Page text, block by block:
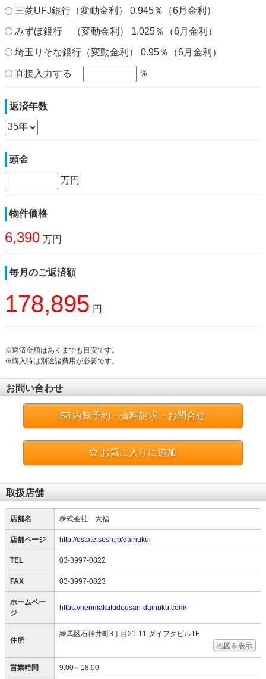
三菱UFJ銀行（変動金利） 0.945％（6月金利）
みずほ銀行 （変動金利） 1.025％（6月金利）
埼玉りそな銀行（変動金利） 0.95％（6月金利）
直接入力する ％
返済年数
頭金
万円
物件価格
6,390 万円
毎月のご返済額
178,895 円
※返済金額はあくまでも目安です。
※購入時は別途諸費用が必要です。
お問い合わせ
内覧予約・資料請求・お問合せ
お気に入りに追加
取扱店舗
店舗名 株式会社 大福
店舗ページ http://estate.sesh.jp/daihukui
TEL 03-3997-0822
FAX 03-3997-0823
ホームペー
ジ
https://nerimakufudousan-daihuku.com/
住所
練馬区石神井町3丁目21-11 ダイフクビル1F
地図を表示
営業時間 9:00～18:00